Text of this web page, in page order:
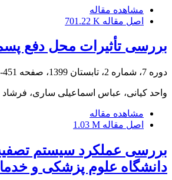
مشاهده مقاله
اصل مقاله 701.22 K
بررسی تأثیرات محل دفع
دوره 7، شماره 2، تابستان 1399، صفحه 451-461
واحد کیانی، عباس اسماعیلی ساری، فرشاد
مشاهده مقاله
اصل مقاله 1.03 M
بررسی عملکرد سیستم
دانشگاه علوم پزشکی و